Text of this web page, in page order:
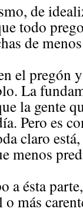
de
todo
de
el pregón
La
la gente
Pero es
claro
menos
a ésta
más